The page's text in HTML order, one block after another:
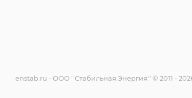
enstab.ru - ООО ''Стабильная Энергия'' © 2011 -